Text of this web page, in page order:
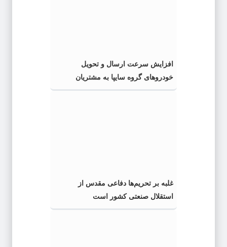
افزایش سرعت ارسال و تحویل
خودروهای گروه سایپا به مشتریان
غلبه بر تحریم‌ها دفاعی مقدس از
استقلال صنعتی کشور است